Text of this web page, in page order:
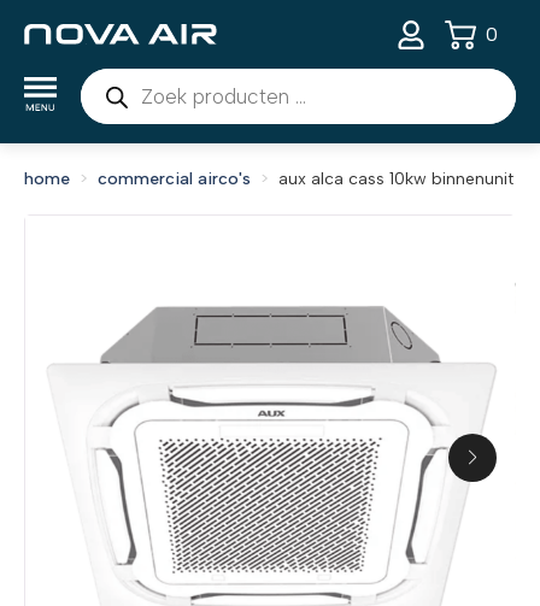
Producten
zoeken
0
home commercial airco's aux alca cass 10kw binnenunit